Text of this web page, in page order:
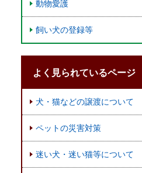
動物愛護
飼い犬の登録等
よく見られているページ
犬・猫などの譲渡について
ペットの災害対策
迷い犬・迷い猫等について